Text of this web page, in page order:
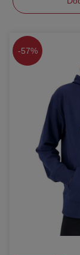
XXL
-57%